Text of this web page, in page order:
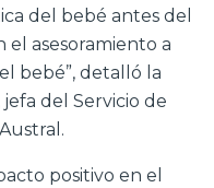
del bebé antes del
asesoramiento a
bebé”, detalló la
del Servicio de
positivo en el